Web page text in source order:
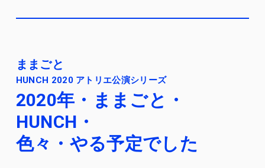
ままごと
HUNCH 2020 アトリエ公演シリーズ
2020年・ままごと・
HUNCH・
色々・やる予定でした